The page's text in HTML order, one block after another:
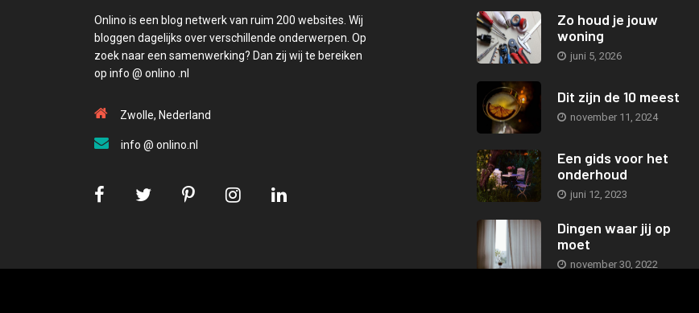
Onlino is een blog netwerk van ruim 200 websites. Wij
bloggen dagelijks over verschillende onderwerpen. Op
zoek naar een samenwerking? Dan zij wij te bereiken
op info @ onlino .nl
Zwolle, Nederland
info @ onlino.nl
Zo houd je jouw
woning
juni 5, 2026
Dit zijn de 10 meest
november 11, 2024
Een gids voor het
onderhoud
juni 12, 2023
Dingen waar jij op
moet
november 30, 2022